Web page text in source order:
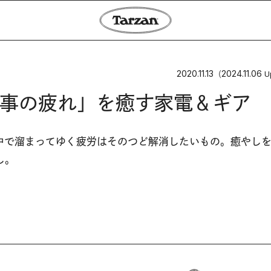
2020.11.13 （2024.11.06
の疲れ」を癒す家電＆ギア
溜まってゆく疲労はそのつど解消したいもの。癒やし